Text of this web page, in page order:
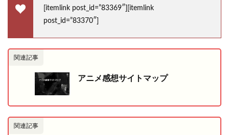
[itemlink post_id=”83369″][itemlink
post_id=”83370″]
関連記事
アニメ感想サイトマップ
関連記事